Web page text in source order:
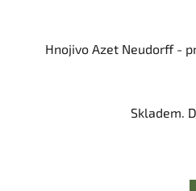
Hnojivo Azet Neudorff -
Skladem.